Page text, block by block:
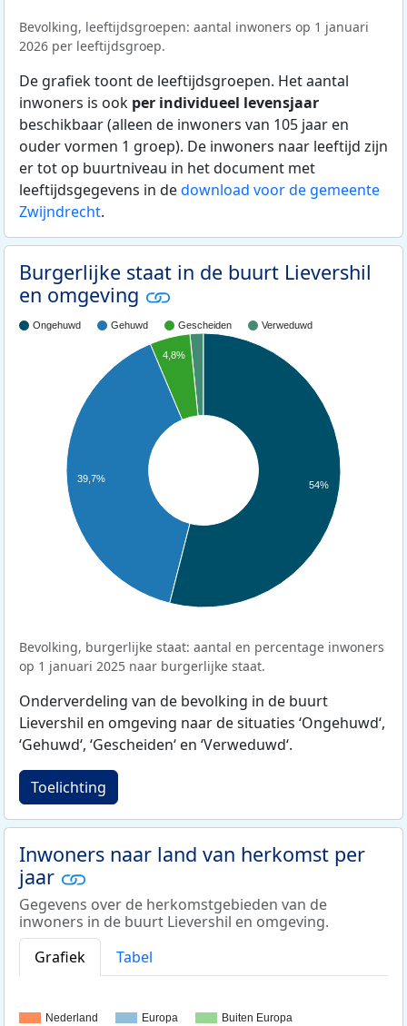
Bevolking, leeftijdsgroepen: aantal inwoners op 1 januari
2026 per leeftijdsgroep.
De grafiek toont de leeftijdsgroepen. Het aantal
inwoners is ook per individueel levensjaar
beschikbaar (alleen de inwoners van 105 jaar en
ouder vormen 1 groep). De inwoners naar leeftijd zijn
er tot op buurtniveau in het document met
leeftijdsgegevens in dedownload voor de gemeente
Zwijndrecht.
Burgerlijke staat in de buurt Lievershil
en omgeving
Ongehuwd Gehuwd Gescheiden Verweduwd
4,8%
39,7%
54%
Bevolking, burgerlijke staat: aantal en percentage inwoners
op 1 januari 2025 naar burgerlijke staat.
Onderverdeling van de bevolking in de buurt
Lievershil en omgeving naar de situaties ‘Ongehuwd‘,
‘Gehuwd‘, ‘Gescheiden‘ en ‘Verweduwd‘.
Toelichting
Inwoners naar land van herkomst per
jaar
Gegevens over de herkomstgebieden van de
inwoners in de buurt Lievershil en omgeving.
Grafiek
Tabel
Nederland Europa Buiten Europa